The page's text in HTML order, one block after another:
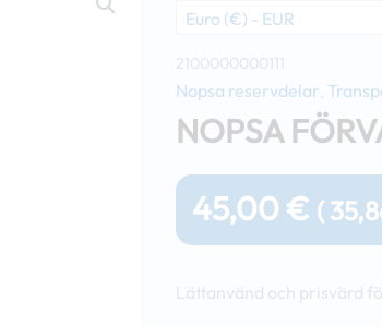
Euro (€) - EUR
2100000000111
Nopsa reservdelar,
NOPSA
45,00 € (
Lättanvänd och prisvärd